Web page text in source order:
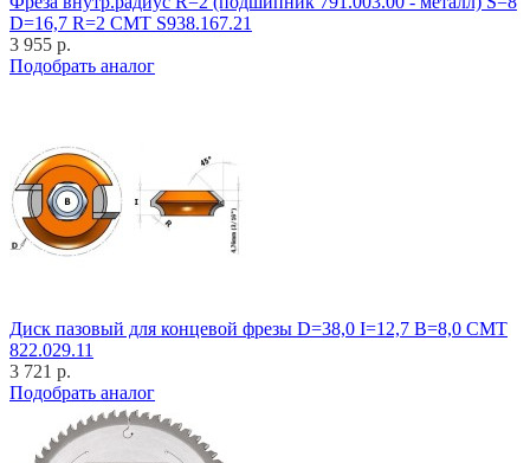
D=16,7 R=2 CMT S938.167.21
3 955 р.
Подобрать аналог
Диск пазовый для концевой фрезы D=38,0 I=12,7 B=8,0 CMT
822.029.11
3 721 р.
Подобрать аналог